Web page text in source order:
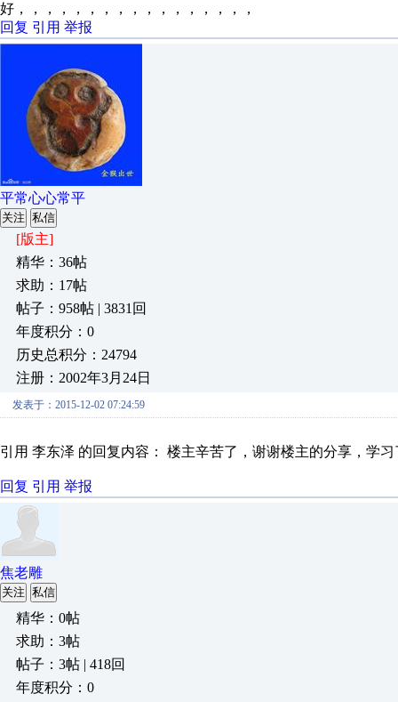
好，，，，，，，，，，，，，，，，，
回复 引用 举报
平常心心常平
关注 私信
[版主]
精华：36帖
求助：17帖
帖子：958帖 | 3831回
年度积分：0
历史总积分：24794
注册：2002年3月24日
发表于：2015-12-02 07:24:59
引用 李东泽 的回复内容： 楼主辛苦了，谢谢楼主的分享，学习
回复 引用 举报
焦老雕
关注 私信
精华：0帖
求助：3帖
帖子：3帖 | 418回
年度积分：0